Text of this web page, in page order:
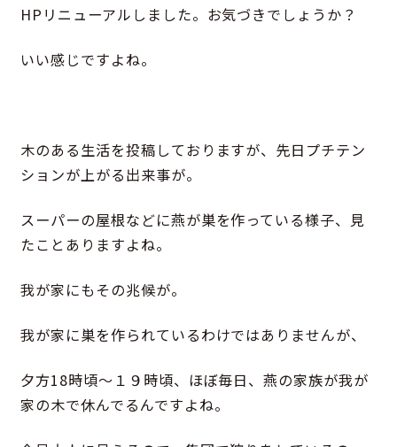
HPリニューアルしました。お気づきでしょうか？
いい感じですよね。
木のある生活を投稿しておりますが、先日プチテン
ションが上がる出来事が。
スーパーの屋根などに燕が巣を作っている様子、見
たことありますよね。
我が家にもその兆候が。
我が家に巣を作られているわけではありませんが、
夕方18時頃～１９時頃、ほぼ毎日、燕の家族が我が
家の木で休んでるんですよね。